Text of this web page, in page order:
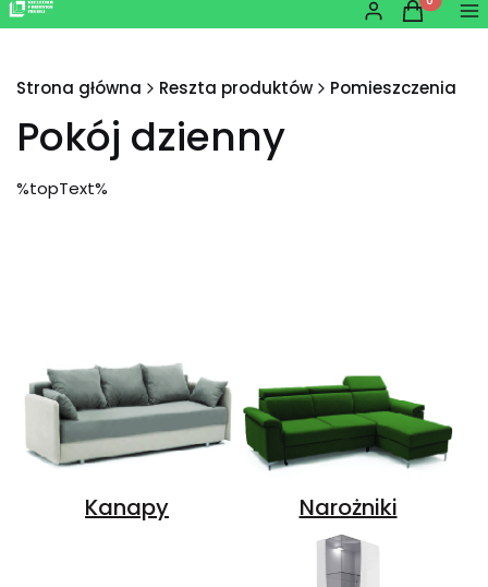
Zaloguj się
Produkty
Koszyk
Strona główna Reszta produktów Pomieszczenia
Pokój dzienny
%topText%
Kanapy Narożniki